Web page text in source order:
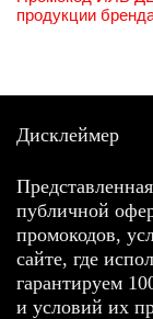
продукции
Дисклеймер
публичной
промокодов,
сайте, где
гарантируем
и условий их